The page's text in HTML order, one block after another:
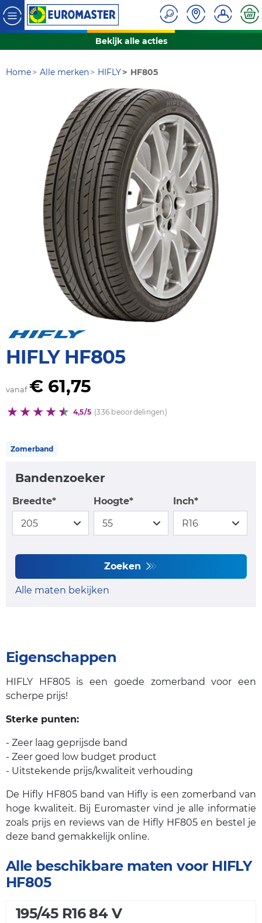
Bekijk alle acties
Home Alle merken HIFLY HF805
HIFLY HF805
vanaf € 61,75
4,5/5 (336 beoordelingen)
Zomerband
Bandenzoeker
Breedte* Hoogte* Inch*
Zoeken
Alle maten bekijken
Eigenschappen
HIFLY HF805 is een goede zomerband voor een
scherpe prijs!
Sterke punten:
- Zeer laag geprijsde band
- Zeer goed low budget product
- Uitstekende prijs/kwaliteit verhouding
De Hifly HF805 band van Hifly is een zomerband van
hoge kwaliteit. Bij Euromaster vind je alle informatie
zoals prijs en reviews van de Hifly HF805 en bestel je
deze band gemakkelijk online.
Alle beschikbare maten voor HIFLY
HF805
195/45 R16 84 V